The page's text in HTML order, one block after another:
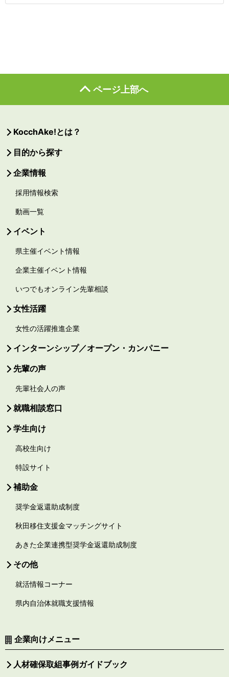
ページ上部へ
KocchAke!とは？
目的から探す
企業情報
採用情報検索
動画一覧
イベント
県主催イベント情報
企業主催イベント情報
いつでもオンライン先輩相談
女性活躍
女性の活躍推進企業
インターンシップ／オープン・カンパニー
先輩の声
先輩社会人の声
就職相談窓口
学生向け
高校生向け
特設サイト
補助金
奨学金返還助成制度
秋田移住支援金マッチングサイト
あきた企業連携型奨学金返還助成制度
その他
就活情報コーナー
県内自治体就職支援情報
企業向けメニュー
人材確保取組事例ガイドブック